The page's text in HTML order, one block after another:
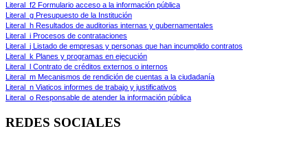
Literal_f2 Formulario acceso a la información pública
Literal_g Presupuesto de la Institución
Literal_h Resultados de auditorias internas y gubernamentales
Literal_i Procesos de contrataciones
Literal_j Listado de empresas y personas que han incumplido contratos
Literal_k Planes y programas en ejecución
Literal_l Contrato de créditos externos o internos
Literal_m Mecanismos de rendición de cuentas a la ciudadanía
Literal_n Viaticos informes de trabajo y justificativos
Literal_o Responsable de atender la información pública
REDES SOCIALES